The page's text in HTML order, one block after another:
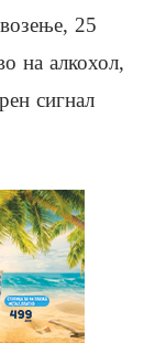
25
на алкохол,
сигнал